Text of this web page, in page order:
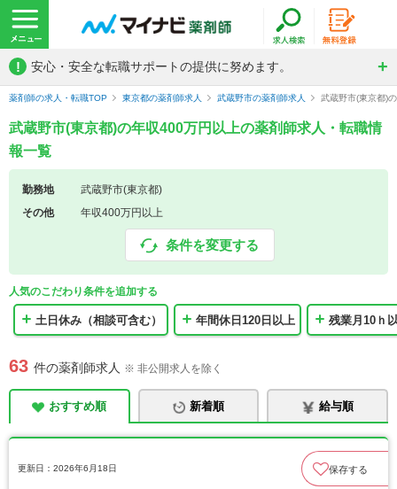
! 安心・安全な転職サポートの提供に努めます。
薬剤師の求人・転職TOP 東京都の薬剤師求人 武蔵野市の薬剤師求人 武蔵野市(東京都)
武蔵野市(東京都)の年収400万円以上の薬剤師求人・転職情
報一覧
勤務地
武蔵野市(東京都)
その他
年収400万円以上
条件を変更する
人気のこだわり条件を追加する
土日休み（相談可含む） 年間休日120日以上 残業月10ｈ
63 件の薬剤師求人 ※ 非公開求人を除く
おすすめ順 新着順 給与順
更新日：2026年6月18日 保存する